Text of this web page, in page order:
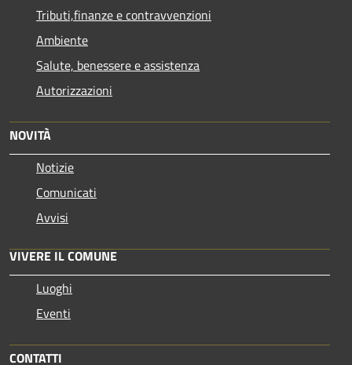
Tributi,finanze e contravvenzioni
Ambiente
Salute, benessere e assistenza
Autorizzazioni
NOVITÀ
Notizie
Comunicati
Avvisi
VIVERE IL COMUNE
Luoghi
Eventi
CONTATTI